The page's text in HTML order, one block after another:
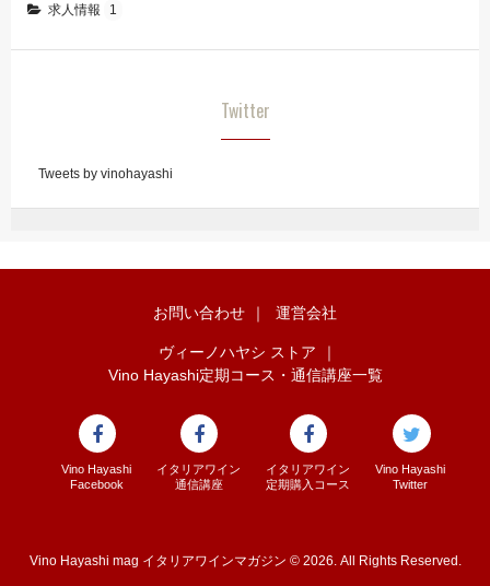
求人情報
1
Twitter
Tweets by vinohayashi
お問い合わせ ｜ 運営会社
ヴィーノハヤシ ストア
｜
Vino Hayashi定期コース・通信講座一覧
Vino Hayashi
Facebook
イタリアワイン
通信講座
イタリアワイン
定期購入コース
Vino Hayashi
Twitter
Vino Hayashi mag イタリアワインマガジン © 2026. All Rights Reserved.